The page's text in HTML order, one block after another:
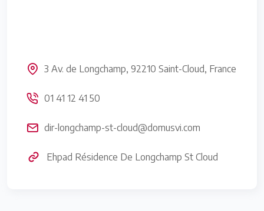
3 Av. de Longchamp, 92210 Saint-Cloud, France
01 41 12 41 50
dir-longchamp-st-cloud@domusvi.com
Ehpad Résidence De Longchamp St Cloud